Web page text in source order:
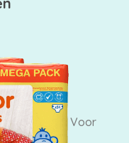
Voor